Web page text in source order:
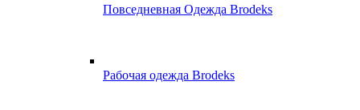
Повседневная Одежда Brodeks
Рабочая одежда Brodeks